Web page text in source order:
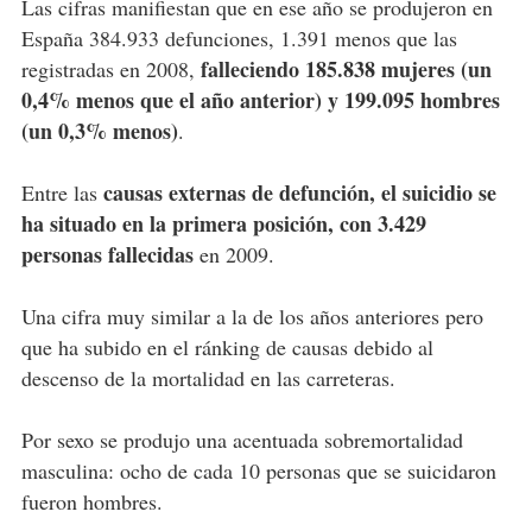
Las cifras manifiestan que en ese año se produjeron en
España 384.933 defunciones, 1.391 menos que las
registradas en 2008, falleciendo 185.838 mujeres (un
0,4% menos que el año anterior) y 199.095 hombres
(un 0,3% menos).
Entre las causas externas de defunción, el suicidio se
ha situado en la primera posición, con 3.429
personas fallecidasen 2009.
Una cifra muy similar a la de los años anteriores pero
que ha subido en el ránking de causas debido al
descenso de la mortalidad en las carreteras.
Por sexo se produjo una acentuada sobremortalidad
masculina: ocho de cada 10 personas que se suicidaron
fueron hombres.